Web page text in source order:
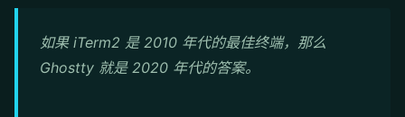
如果 iTerm2 是 2010 年代的最佳终端，那么
Ghostty 就是 2020 年代的答案。